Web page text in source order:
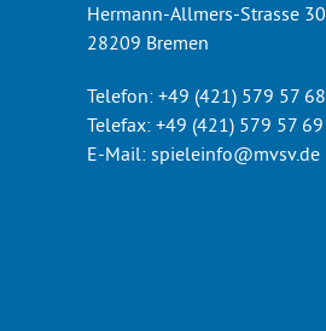
Hermann-Allmers-Strasse 30
28209 Bremen
Telefon: +49 (421) 579 57 68
Telefax: +49 (421) 579 57 69
E-Mail: spieleinfo@mvsv.de